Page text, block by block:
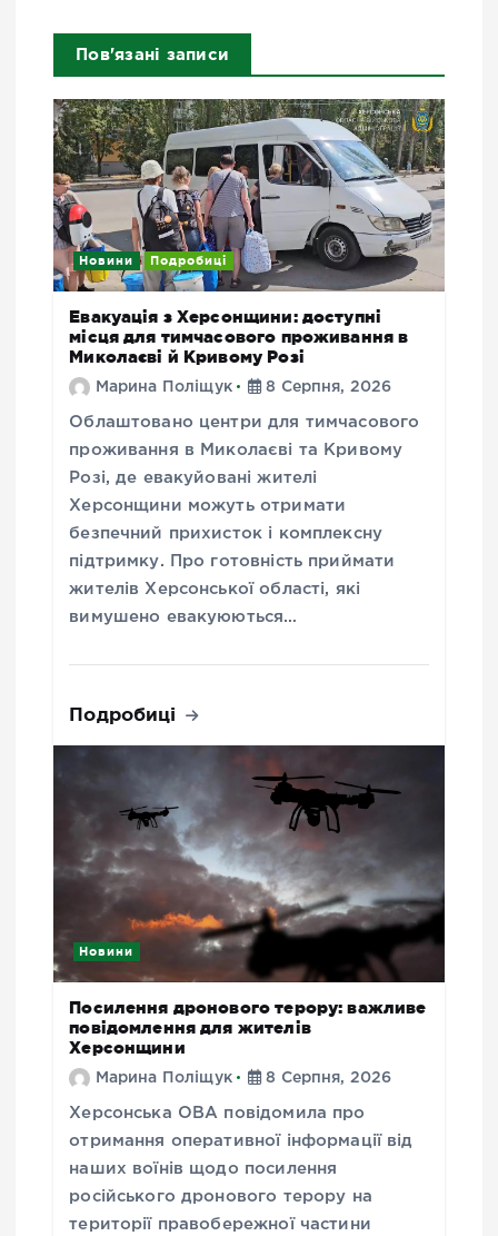
Пов'язані записи
Новини Подробиці
Евакуація з Херсонщини: доступні
місця для тимчасового проживання в
Миколаєві й Кривому Розі
Марина Поліщук 8 Серпня, 2026
Облаштовано центри для тимчасового
проживання в Миколаєві та Кривому
Розі, де евакуйовані жителі
Херсонщини можуть отримати
безпечний прихисток і комплексну
підтримку. Про готовність приймати
жителів Херсонської області, які
вимушено евакуюються…
Подробиці
Новини
Посилення дронового терору: важливе
повідомлення для жителів
Херсонщини
Марина Поліщук 8 Серпня, 2026
Херсонська ОВА повідомила про
отримання оперативної інформації від
наших воїнів щодо посилення
російського дронового терору на
території правобережної частини